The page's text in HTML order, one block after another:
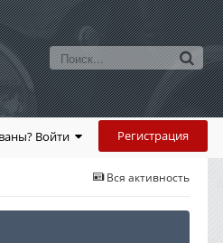
Войти Регистрация
Вся активность